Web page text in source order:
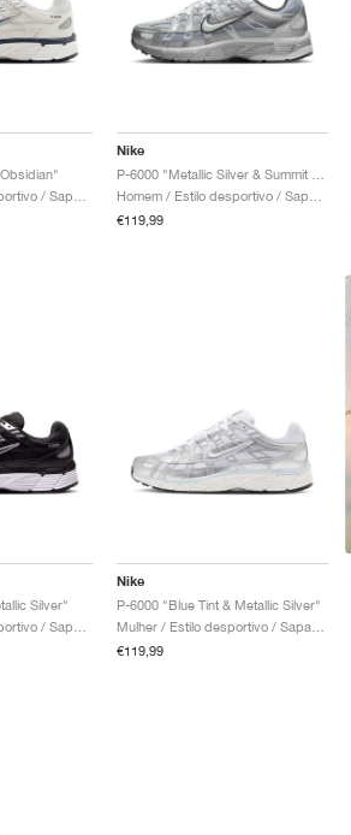
Nike
€119,99
Silver"
Nike
P-6000 "Blue Tint & Metallic Silver"
€119,99